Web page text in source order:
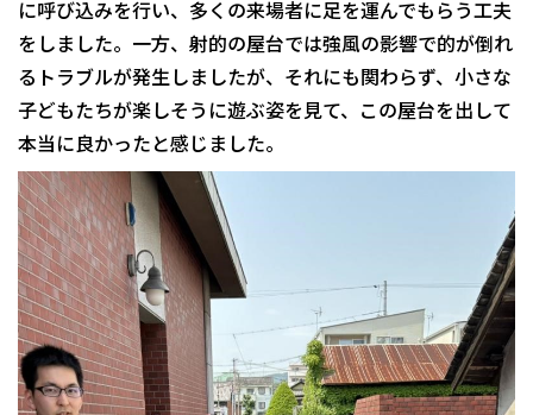
に呼び込みを行い、多くの来場者に足を運んでもらう工夫
をしました。一方、射的の屋台では強風の影響で的が倒れ
るトラブルが発生しましたが、それにも関わらず、小さな
子どもたちが楽しそうに遊ぶ姿を見て、この屋台を出して
本当に良かったと感じました。